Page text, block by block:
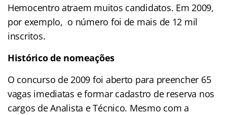
Hemocentro atraem muitos candidatos. Em 2009,
por exemplo, o número foi de mais de 12 mil
inscritos.
Histórico de nomeações
O concurso de 2009 foi aberto para preencher 65
vagas imediatas e formar cadastro de reserva nos
cargos de Analista e Técnico. Mesmo com a